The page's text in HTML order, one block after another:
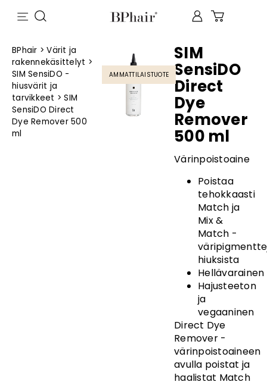
BPhair >Värit ja
rakennekäsittelyt >
SIM SensiDO -
hiusvärit ja
tarvikkeet >SIM
SensiDO Direct
Dye Remover 500
ml
AMMATTILAISTUOTE
SIM
SensiDO
Direct
Dye
Remover
500 ml
Värinpoistoaine
Poistaa
tehokkaasti
Match ja
Mix &
Match -
hiuksista
Hellävarainen
Hajusteeton
ja
vegaaninen
Direct Dye
Remover -
värinpoistoaineen
avulla poistat ja
haalistat Match